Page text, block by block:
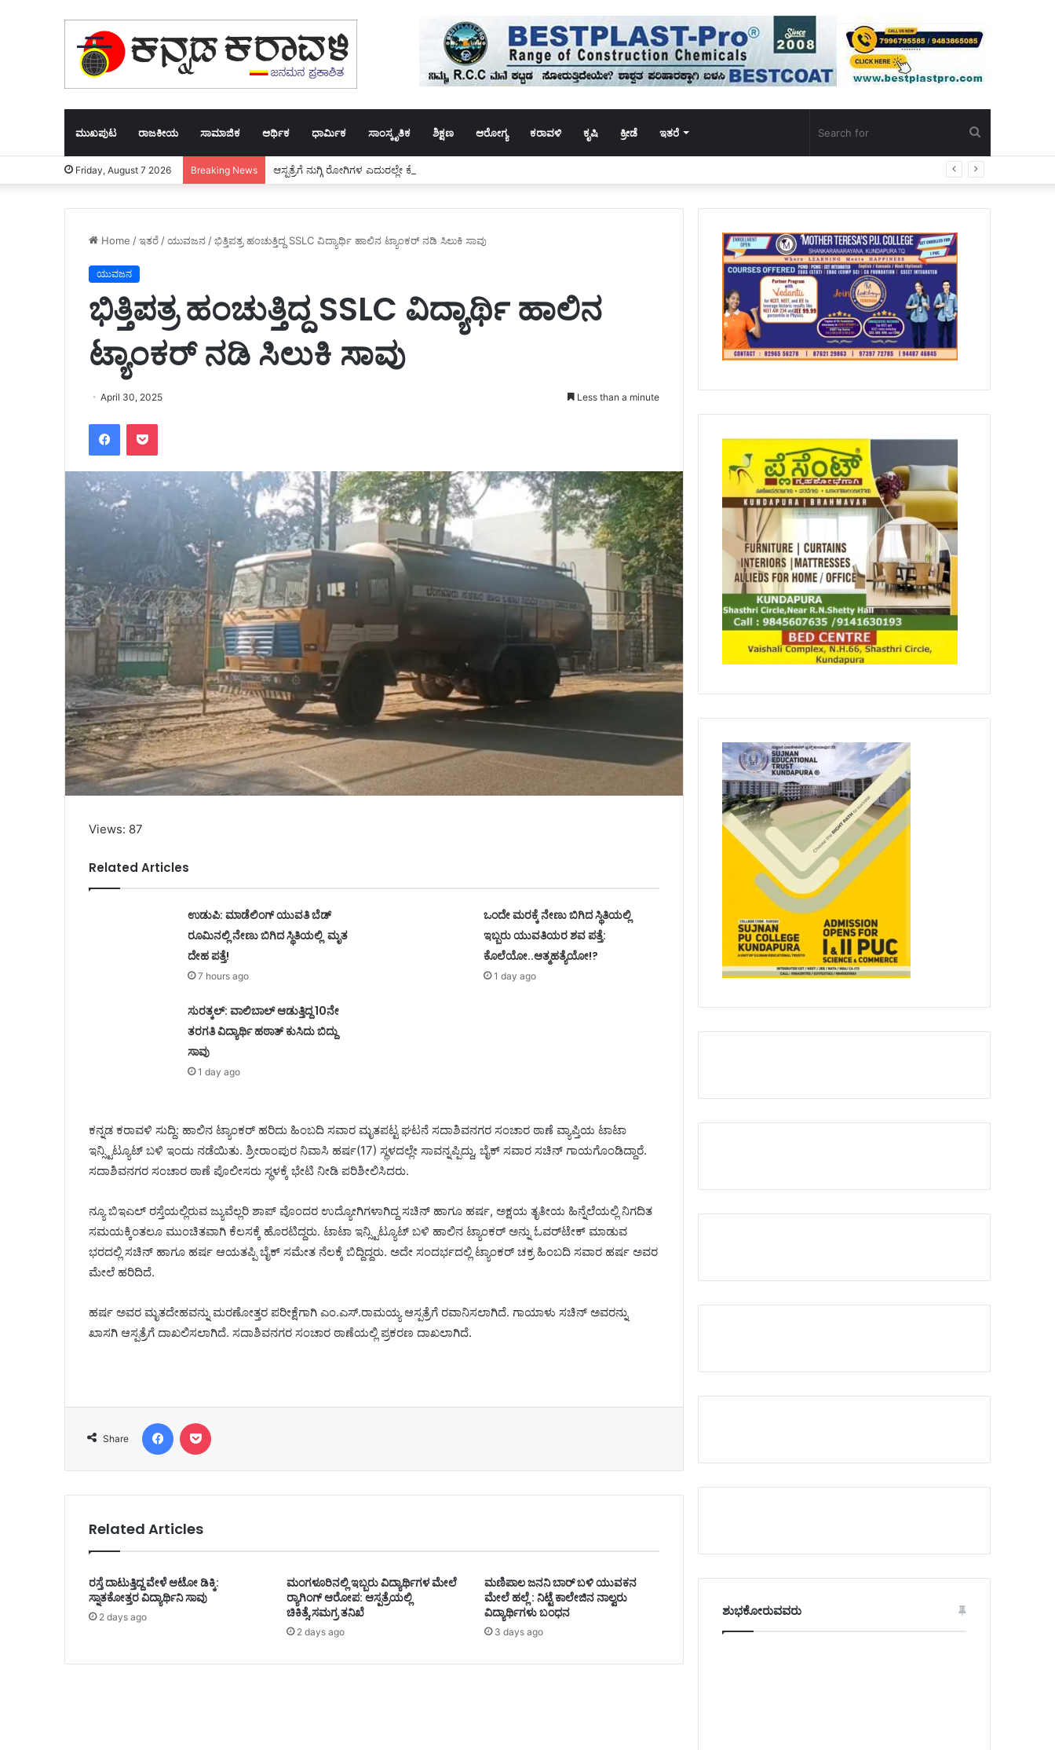
ಮುಖಪುಟ ರಾಜಕೀಯ ಸಾಮಾಜಿಕ ಆರ್ಥಿಕ ಧಾರ್ಮಿಕ ಸಾಂಸ್ಕೃತಿಕ ಶಿಕ್ಷಣ ಆರೋಗ್ಯ ಕರಾವಳಿ ಕೃಷಿ ಕ್ರೀಡೆ ಇತರೆ
for
Friday, August 7 2026 Breaking News ಆಸ್ಪತ್ರೆಗೆ ನುಗ್ಗಿ ರೋಗಿಗಳ ಎದುರಲ್ಲೇ ಕೋಳಿ ವಿಚಾರಕ್ಕೆ ಧಾಂದಲೆ!
Home / ಇತರೆ / ಯುವಜನ / ಭಿತ್ತಿಪತ್ರ ಹಂಚುತ್ತಿದ್ದ SSLC ವಿದ್ಯಾರ್ಥಿ ಹಾಲಿನ ಟ್ಯಾಂಕರ್ ನಡಿ ಸಿಲುಕಿ ಸಾವು
ಯುವಜನ
ಭಿತ್ತಿಪತ್ರ ಹಂಚುತ್ತಿದ್ದ SSLC ವಿದ್ಯಾರ್ಥಿ ಹಾಲಿನ
ಟ್ಯಾಂಕರ್ ನಡಿ ಸಿಲುಕಿ ಸಾವು
April 30, 2025 Less than a minute
FacebookPocket
Views: 87
Related Articles
ಉಡುಪಿ: ಮಾಡೆಲಿಂಗ್ ಯುವತಿ ಬೆಡ್
ರೂಮಿನಲ್ಲಿ ನೇಣು ಬಿಗಿದ ಸ್ಥಿತಿಯಲ್ಲಿ ಮೃತ
ದೇಹ ಪತ್ತೆ!
7 hours ago
ಒಂದೇ ಮರಕ್ಕೆ ನೇಣು ಬಿಗಿದ ಸ್ಥಿತಿಯಲ್ಲಿ
ಇಬ್ಬರು ಯುವತಿಯರ ಶವ ಪತ್ತೆ:
ಕೊಲೆಯೋ..ಆತ್ಮಹತ್ಯೆಯೋ!?
1 day ago
ಸುರತ್ಕಲ್: ವಾಲಿಬಾಲ್ ಆಡುತ್ತಿದ್ದ 10ನೇ
ತರಗತಿ ವಿದ್ಯಾರ್ಥಿ ಹಠಾತ್ ಕುಸಿದು ಬಿದ್ದು
ಸಾವು
1 day ago
ಕನ್ನಡ ಕರಾವಳಿ ಸುದ್ದಿ: ಹಾಲಿನ ಟ್ಯಾಂಕರ್ ಹರಿದು ಹಿಂಬದಿ ಸವಾರ ಮೃತಪಟ್ಟ ಘಟನೆ ಸದಾಶಿವನಗರ ಸಂಚಾರ ಠಾಣೆ ವ್ಯಾಪ್ತಿಯ ಟಾಟಾ
ಇನ್ಸ್ಟಿಟ್ಯೂಟ್ ಬಳಿ ಇಂದು ನಡೆಯಿತು. ಶ್ರೀರಾಂಪುರ ನಿವಾಸಿ ಹರ್ಷ(17) ಸ್ಥಳದಲ್ಲೇ ಸಾವನ್ನಪ್ಪಿದ್ದು, ಬೈಕ್ ಸವಾರ ಸಚಿನ್ ಗಾಯಗೊಂಡಿದ್ದಾರೆ.
ಸದಾಶಿವನಗರ ಸಂಚಾರ ಠಾಣೆ ಪೊಲೀಸರು ಸ್ಥಳಕ್ಕೆ ಭೇಟಿ ನೀಡಿ ಪರಿಶೀಲಿಸಿದರು.
ನ್ಯೂ ಬಿಇಎಲ್ ರಸ್ತೆಯಲ್ಲಿರುವ ಜ್ಯುವೆಲ್ಲರಿ ಶಾಪ್ ವೊಂದರ ಉದ್ಯೋಗಿಗಳಾಗಿದ್ದ ಸಚಿನ್ ಹಾಗೂ ಹರ್ಷ, ಅಕ್ಷಯ ತೃತೀಯ ಹಿನ್ನೆಲೆಯಲ್ಲಿ ನಿಗದಿತ
ಸಮಯಕ್ಕಿಂತಲೂ ಮುಂಚಿತವಾಗಿ ಕೆಲಸಕ್ಕೆ ಹೊರಟಿದ್ದರು. ಟಾಟಾ ಇನ್ಸ್ಟಿಟ್ಯೂಟ್ ಬಳಿ ಹಾಲಿನ ಟ್ಯಾಂಕರ್‌ ಅನ್ನು ಓವರ್‌ಟೇಕ್ ಮಾಡುವ
ಭರದಲ್ಲಿ ಸಚಿನ್‌ ಹಾಗೂ ಹರ್ಷ ಆಯತಪ್ಪಿ ಬೈಕ್ ಸಮೇತ ನೆಲಕ್ಕೆ ಬಿದ್ದಿದ್ದರು. ಅದೇ ಸಂದರ್ಭದಲ್ಲಿ ಟ್ಯಾಂಕರ್‌ ಚಕ್ರ ಹಿಂಬದಿ ಸವಾರ ಹರ್ಷ ಅವರ
ಮೇಲೆ ಹರಿದಿದೆ.
ಹರ್ಷ ಅವರ ಮೃತದೇಹವನ್ನು ಮರಣೋತ್ತರ ಪರೀಕ್ಷೆಗಾಗಿ ಎಂ.ಎಸ್.ರಾಮಯ್ಯ ಆಸ್ಪತ್ರೆಗೆ ರವಾನಿಸಲಾಗಿದೆ. ಗಾಯಾಳು ಸಚಿನ್‌ ಅವರನ್ನು
ಖಾಸಗಿ ಆಸ್ಪತ್ರೆಗೆ ದಾಖಲಿಸಲಾಗಿದೆ. ಸದಾಶಿವನಗರ ಸಂಚಾರ ಠಾಣೆಯಲ್ಲಿ ಪ್ರಕರಣ ದಾಖಲಾಗಿದೆ.
Share
Facebook
Related Articles
ರಸ್ತೆ ದಾಟುತ್ತಿದ್ದ ವೇಳೆ ಆಟೋ ಡಿಕ್ಕಿ:
ಸ್ನಾತಕೋತ್ತರ ವಿದ್ಯಾರ್ಥಿನಿ ಸಾವು
2 days ago
ಮಂಗಳೂರಿನಲ್ಲಿ ಇಬ್ಬರು ವಿದ್ಯಾರ್ಥಿಗಳ ಮೇಲೆ
ರ್‍ಯಾಗಿಂಗ್ ಆರೋಪ: ಆಸ್ಪತ್ರೆಯಲ್ಲಿ
ಚಿಕಿತ್ಸೆ,ಸಮಗ್ರ ತನಿಖೆ
2 days ago
ಮಣಿಪಾಲ ಜನನಿ ಬಾರ್‌ ಬಳಿ ಯುವಕನ
ಮೇಲೆ ಹಲ್ಲೆ : ನಿಟ್ಟೆ ಕಾಲೇಜಿನ ನಾಲ್ವರು
ವಿದ್ಯಾರ್ಥಿಗಳು ಬಂಧನ
3 days ago
ಶುಭಕೋರುವವರು